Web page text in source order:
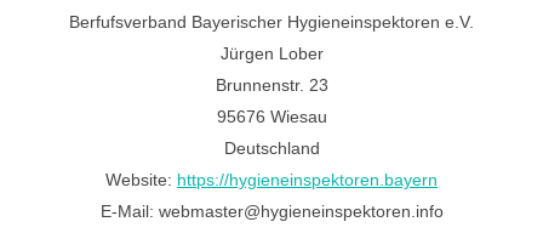
Berfufsverband Bayerischer Hygieneinspektoren e.V.
Jürgen Lober
Brunnenstr. 23
95676 Wiesau
Deutschland
Website: https://hygieneinspektoren.bayern
E-Mail: webmaster@hygieneinspektoren.info